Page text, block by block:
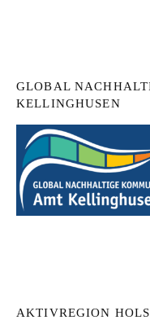
GLOBAL
KELLINGHUSEN
AKTIVREGION